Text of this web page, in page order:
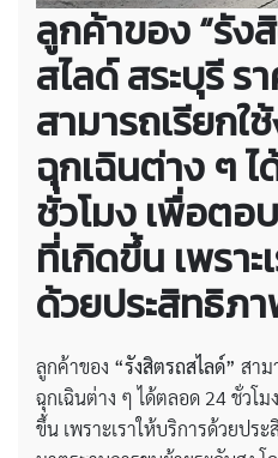
ลูกค้าของ “รัง
สไลด์ สระบุรี ร
สามารถเรียกใ
ฉุกเฉินต่าง ๆ
ชั่วโมง เพื่อตอ
ที่เกิดขึ้น เพราะ
ด้วยประสิทธิภ
ลูกค้าของ “รังสิตรถสไลด์” สาม
ฉุกเฉินต่าง ๆ ได้ตลอด 24 ชั่วโ
ขึ้น เพราะเราให้บริการด้วยปร